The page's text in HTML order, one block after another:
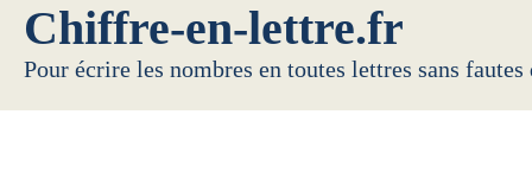
Chiffre-en-lettre.fr
Pour écrire les nombres en toutes lettres sans